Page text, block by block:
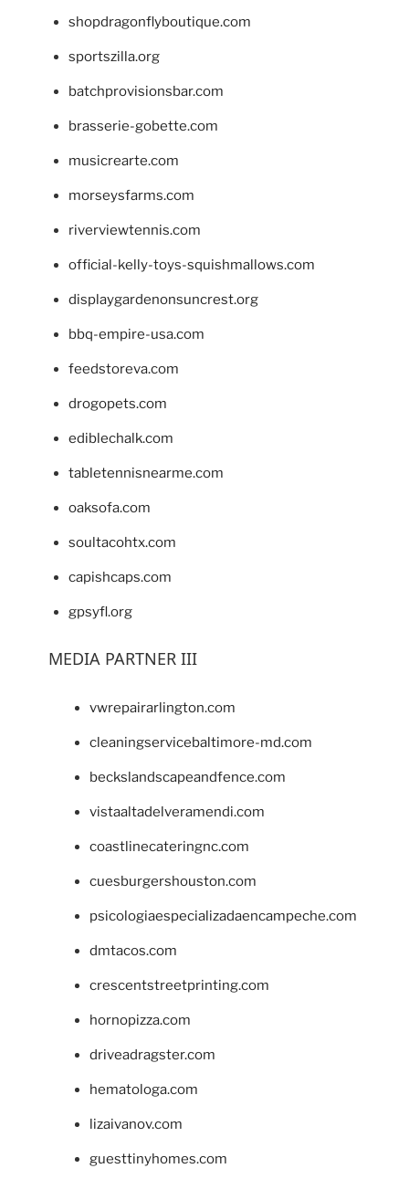
shopdragonflyboutique.com
sportszilla.org
batchprovisionsbar.com
brasserie-gobette.com
musicrearte.com
morseysfarms.com
riverviewtennis.com
official-kelly-toys-squishmallows.com
displaygardenonsuncrest.org
bbq-empire-usa.com
feedstoreva.com
drogopets.com
ediblechalk.com
tabletennisnearme.com
oaksofa.com
soultacohtx.com
capishcaps.com
gpsyfl.org
MEDIA PARTNER III
vwrepairarlington.com
cleaningservicebaltimore-md.com
beckslandscapeandfence.com
vistaaltadelveramendi.com
coastlinecateringnc.com
cuesburgershouston.com
psicologiaespecializadaencampeche.com
dmtacos.com
crescentstreetprinting.com
hornopizza.com
driveadragster.com
hematologa.com
lizaivanov.com
guesttinyhomes.com